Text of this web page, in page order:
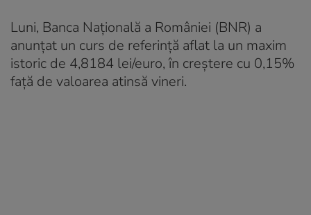
Luni, Banca Naţională a României (BNR) a
anunţat un curs de referinţă aflat la un maxim
istoric de 4,8184 lei/euro, în creştere cu 0,15%
faţă de valoarea atinsă vineri.